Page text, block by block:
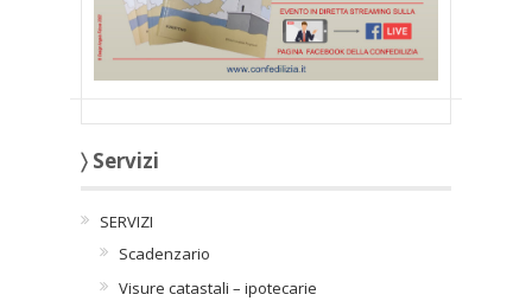
〉 Servizi
SERVIZI
Scadenzario
Visure catastali – ipotecarie